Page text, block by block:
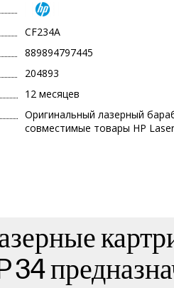
CF234A
889894797445
204893
12 месяцев
Оригинальный лазерный
совместимые товары HP
34